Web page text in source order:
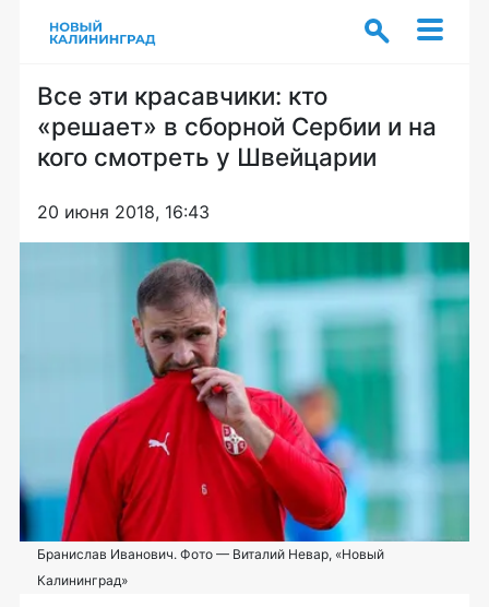
Все эти красавчики: кто
«решает» в сборной Сербии и на
кого смотреть у Швейцарии
20 июня 2018, 16:43
Бранислав Иванович. Фото — Виталий Невар, «Новый
Калининград»